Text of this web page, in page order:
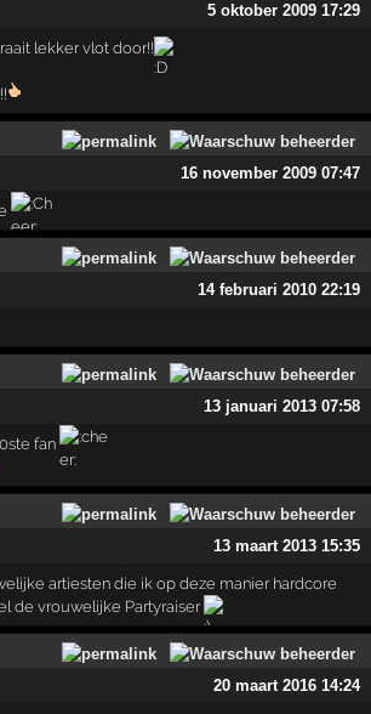
5 oktober 2009 17:29
lekker vlot door!!
16 november 2009 07:47
14 februari 2010 22:19
13 januari 2013 07:58
fan
13 maart 2013 15:35
artiesten die ik op deze manier hardcore
de vrouwelijke Partyraiser
20 maart 2016 14:24